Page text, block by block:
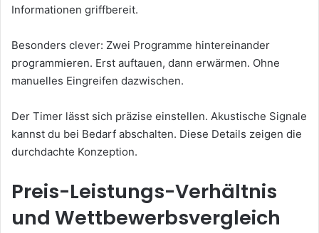
Informationen griffbereit.
Besonders clever: Zwei Programme hintereinander
programmieren. Erst auftauen, dann erwärmen. Ohne
manuelles Eingreifen dazwischen.
Der Timer lässt sich präzise einstellen. Akustische Signale
kannst du bei Bedarf abschalten. Diese Details zeigen die
durchdachte Konzeption.
Preis-Leistungs-Verhältnis
und Wettbewerbsvergleich